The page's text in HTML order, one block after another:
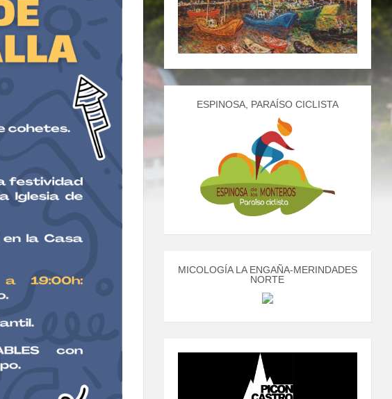
ESPINOSA, PARAÍSO CICLISTA
MICOLOGÍA LA ENGAÑA-MERINDADES
NORTE